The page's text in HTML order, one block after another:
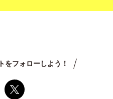
をフォローしよう！